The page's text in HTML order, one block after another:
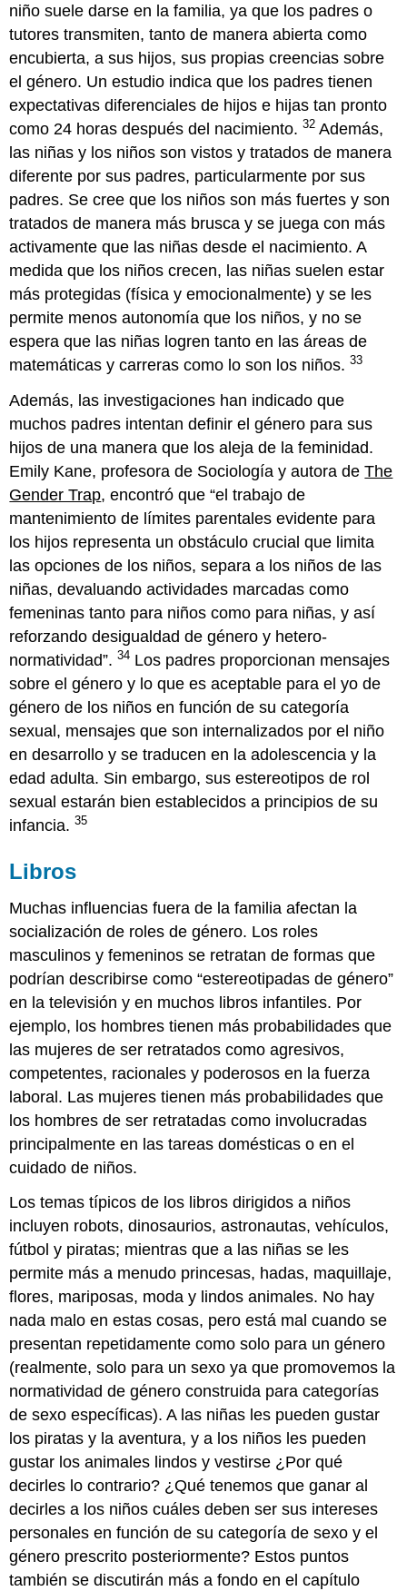
niño suele darse en la familia, ya que los padres o
tutores transmiten, tanto de manera abierta como
encubierta, a sus hijos, sus propias creencias sobre
el género. Un estudio indica que los padres tienen
expectativas diferenciales de hijos e hijas tan pronto
como 24 horas después del nacimiento.32 Además,
las niñas y los niños son vistos y tratados de manera
diferente por sus padres, particularmente por sus
padres. Se cree que los niños son más fuertes y son
tratados de manera más brusca y se juega con más
activamente que las niñas desde el nacimiento. A
medida que los niños crecen, las niñas suelen estar
más protegidas (física y emocionalmente) y se les
permite menos autonomía que los niños, y no se
espera que las niñas logren tanto en las áreas de
matemáticas y carreras como lo son los niños.33
Además, las investigaciones han indicado que
muchos padres intentan definir el género para sus
hijos de una manera que los aleja de la feminidad.
Emily Kane, profesora de Sociología y autora deThe
Gender Trap, encontró que “el trabajo de
mantenimiento de límites parentales evidente para
los hijos representa un obstáculo crucial que limita
las opciones de los niños, separa a los niños de las
niñas, devaluando actividades marcadas como
femeninas tanto para niños como para niñas, y así
reforzando desigualdad de género y hetero-
normatividad”.34 Los padres proporcionan mensajes
sobre el género y lo que es aceptable para el yo de
género de los niños en función de su categoría
sexual, mensajes que son internalizados por el niño
en desarrollo y se traducen en la adolescencia y la
edad adulta. Sin embargo, sus estereotipos de rol
sexual estarán bien establecidos a principios de su
infancia.35
Libros
Muchas influencias fuera de la familia afectan la
socialización de roles de género. Los roles
masculinos y femeninos se retratan de formas que
podrían describirse como “estereotipadas de género”
en la televisión y en muchos libros infantiles. Por
ejemplo, los hombres tienen más probabilidades que
las mujeres de ser retratados como agresivos,
competentes, racionales y poderosos en la fuerza
laboral. Las mujeres tienen más probabilidades que
los hombres de ser retratadas como involucradas
principalmente en las tareas domésticas o en el
cuidado de niños.
Los temas típicos de los libros dirigidos a niños
incluyen robots, dinosaurios, astronautas, vehículos,
fútbol y piratas; mientras que a las niñas se les
permite más a menudo princesas, hadas, maquillaje,
flores, mariposas, moda y lindos animales. No hay
nada malo en estas cosas, pero está mal cuando se
presentan repetidamente como solo para un género
(realmente, solo para un sexo ya que promovemos la
normatividad de género construida para categorías
de sexo específicas). A las niñas les pueden gustar
los piratas y la aventura, y a los niños les pueden
gustar los animales lindos y vestirse ¿Por qué
decirles lo contrario? ¿Qué tenemos que ganar al
decirles a los niños cuáles deben ser sus intereses
personales en función de su categoría de sexo y el
género prescrito posteriormente? Estos puntos
también se discutirán más a fondo en el capítulo